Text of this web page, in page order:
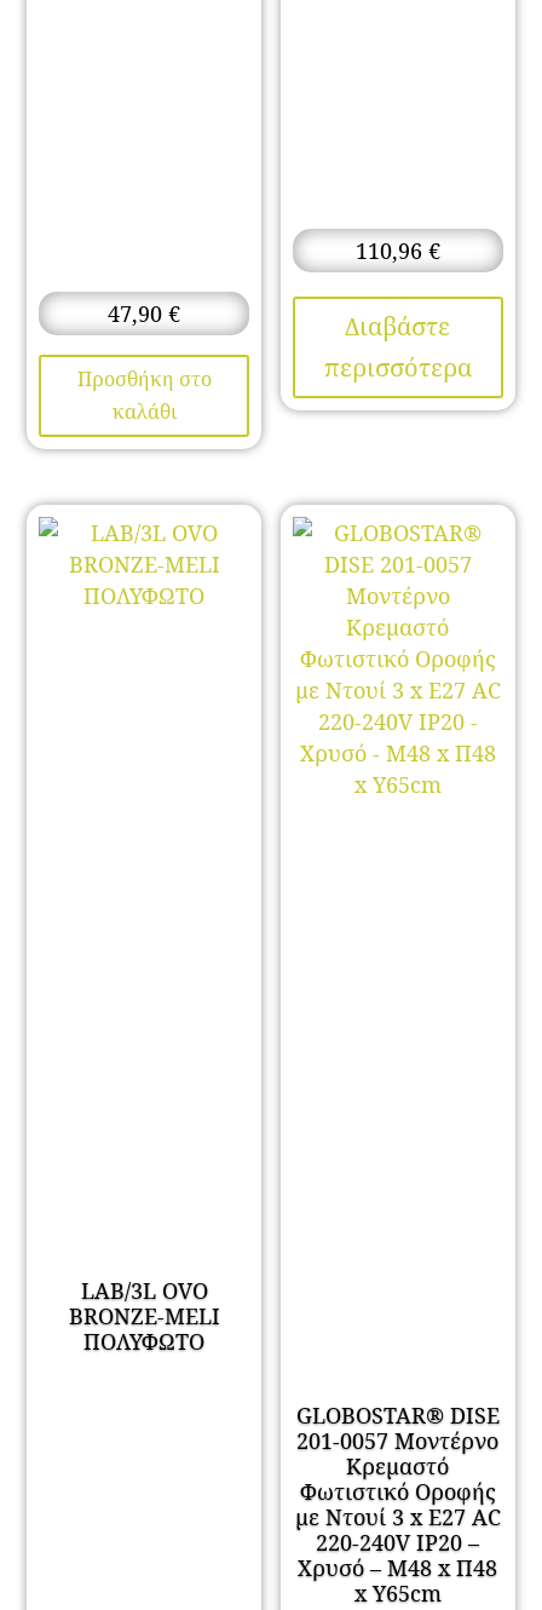
47,90€
Προσθήκη στο
καλάθι
110,96 €
Διαβάστε
περισσότερα
LAB/3L OVO
BRONZE-MELI
ΠΟΛΥΦΩΤΟ
GLOBOSTAR® DISE
201-0057 Μοντέρνο
Κρεμαστό
Φωτιστικό Οροφής
με Ντουί 3 x E27 AC
220-240V IP20 –
Χρυσό – Μ48 x Π48
x Υ65cm